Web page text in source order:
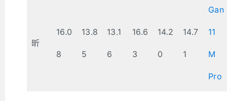
昕
16.0
8
13.8
5
13.1
6
16.6
3
14.2
0
14.7
1
Gan
11
M
Pro